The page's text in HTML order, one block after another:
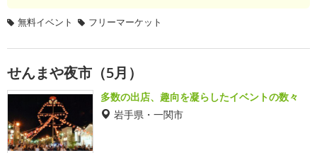
無料イベント フリーマーケット
せんまや夜市（5月）
多数の出店、趣向を凝らしたイベントの数々
岩手県・一関市